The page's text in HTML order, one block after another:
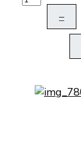
–